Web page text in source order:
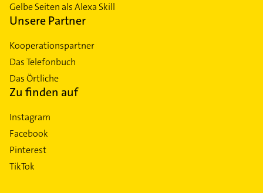
Gelbe Seiten als Alexa Skill
Unsere Partner
Kooperationspartner
Das Telefonbuch
Das Örtliche
Zu finden auf
Instagram
Facebook
Pinterest
TikTok